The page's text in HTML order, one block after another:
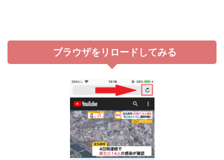
ブラウザをリロードしてみる